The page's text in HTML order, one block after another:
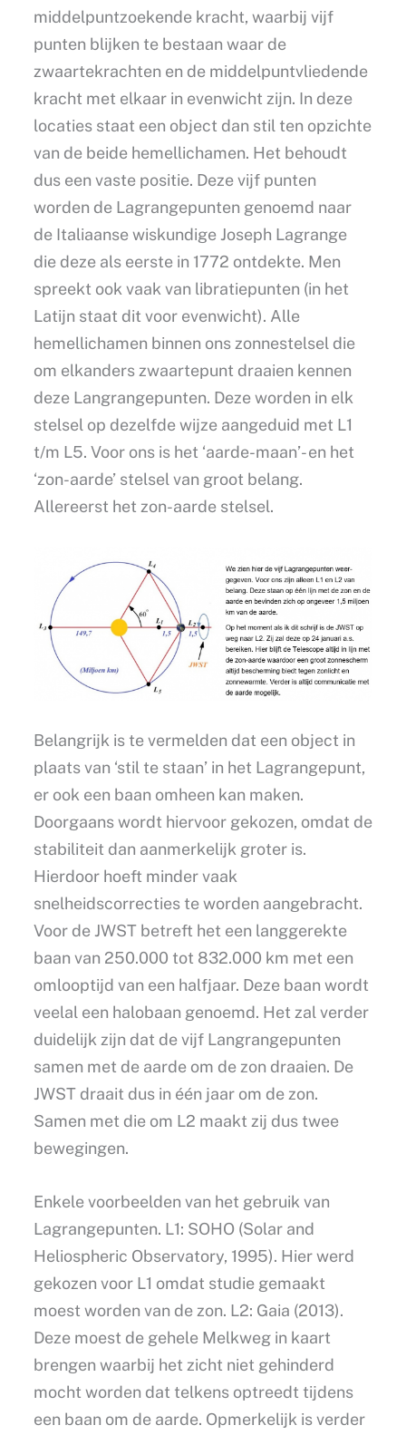
middelpuntzoekende kracht, waarbij vijf
punten blijken te bestaan waar de
zwaartekrachten en de middelpuntvliedende
kracht met elkaar in evenwicht zijn. In deze
locaties staat een object dan stil ten opzichte
van de beide hemellichamen. Het behoudt
dus een vaste positie. Deze vijf punten
worden de Lagrangepunten genoemd naar
de Italiaanse wiskundige Joseph Lagrange
die deze als eerste in 1772 ontdekte. Men
spreekt ook vaak van libratiepunten (in het
Latijn staat dit voor evenwicht). Alle
hemellichamen binnen ons zonnestelsel die
om elkanders zwaartepunt draaien kennen
deze Langrangepunten. Deze worden in elk
stelsel op dezelfde wijze aangeduid met L1
t/m L5. Voor ons is het ‘aarde-maan’- en het
‘zon-aarde’ stelsel van groot belang.
Allereerst het zon-aarde stelsel.
Belangrijk is te vermelden dat een object in
plaats van ‘stil te staan’ in het Lagrangepunt,
er ook een baan omheen kan maken.
Doorgaans wordt hiervoor gekozen, omdat de
stabiliteit dan aanmerkelijk groter is.
Hierdoor hoeft minder vaak
snelheidscorrecties te worden aangebracht.
Voor de JWST betreft het een langgerekte
baan van 250.000 tot 832.000 km met een
omlooptijd van een halfjaar. Deze baan wordt
veelal een halobaan genoemd. Het zal verder
duidelijk zijn dat de vijf Langrangepunten
samen met de aarde om de zon draaien. De
JWST draait dus in één jaar om de zon.
Samen met die om L2 maakt zij dus twee
bewegingen.
Enkele voorbeelden van het gebruik van
Lagrangepunten. L1: SOHO (Solar and
Heliospheric Observatory, 1995). Hier werd
gekozen voor L1 omdat studie gemaakt
moest worden van de zon. L2: Gaia (2013).
Deze moest de gehele Melkweg in kaart
brengen waarbij het zicht niet gehinderd
mocht worden dat telkens optreedt tijdens
een baan om de aarde. Opmerkelijk is verder